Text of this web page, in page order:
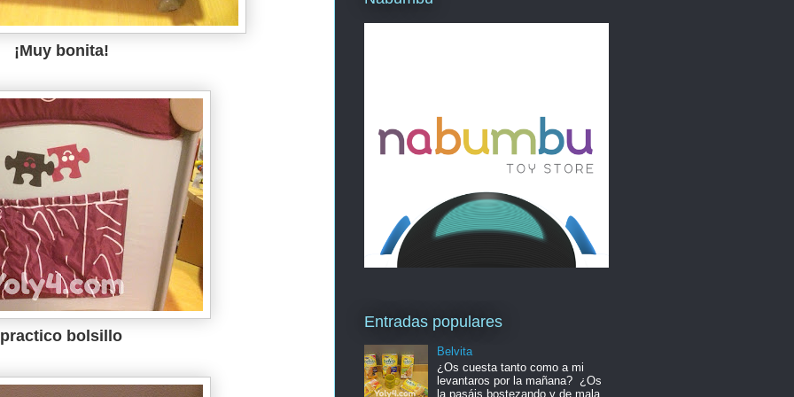
¡Muy bonita!
practico bolsillo
Entradas populares
Belvita
¿Os cuesta tanto como a mi
levantaros por la mañana? ¿Os
la pasáis bostezando y de mala